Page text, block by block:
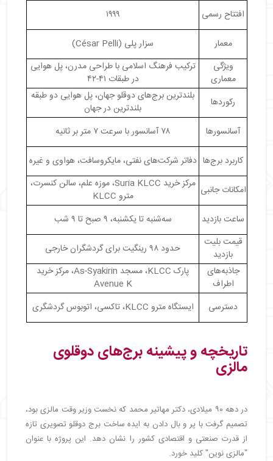
افتتاح رسمی
۱۹۹۹
معمار
سزار پلی (César Pelli)
ویژگی
معماری
ترکیب فرهنگ اسلامی با طراحی مدرن، پل هوایی
در طبقات ۴۱-۴۲
رکوردها
بلندترین برج‌های دوقلو جهان، پل هوایی دو طبقه
بلندترین در جهان
آسانسورها
۷۸ آسانسور با سرعت ۷ متر بر ثانیه
کاربرد برج‌ها دفاتر شرکت‌های نفتی، مایکروسافت، هواوی و غیره
امکانات جانبی
مرکز خرید Suria KLCC، موزه علم، سالن کنسرت،
مترو KLCC
ساعت بازدید
سه‌شنبه تا یکشنبه، ۹ صبح تا ۹ شب
قیمت بلیت
بازدید
حدود ۹۸ رینگیت برای گردشگران خارجی
جاذبه‌های
اطراف
پارک KLCC، مسجد As-Syakirin، مرکز خرید
Avenue K
دسترسی
ایستگاه مترو KLCC، تاکسی، اتوبوس گردشگری
تاریخچه و پیشینه برج‌های دوقلوی
مالزی
در دهه ۹۰ میلادی، دکتر مهاتیر محمد که نخست وزیر وقت مالزی بود،
تصمیم گرفت با پر و بال دادن به ایده ساخت برج دوقلو تصویری تازه
از قدرت صنعتی و اقتصادی کشور را نشان دهد. این پروژه با عنوان
"مالزی نوین" کلید خورد.